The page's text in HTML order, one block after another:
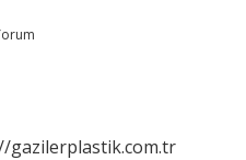
gazilerplastik.com.tr